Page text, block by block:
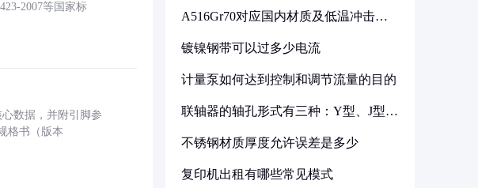
2007等国家标
数据，并附引脚参
格书（版本
A516Gr70对应国内材质及低温冲击要
镀镍钢带可以过多少电流
计量泵如何达到控制和调节流量的目的
联轴器的轴孔形式有三种：Y型、J型、
不锈钢材质厚度允许误差是多少
复印机出租有哪些常见模式